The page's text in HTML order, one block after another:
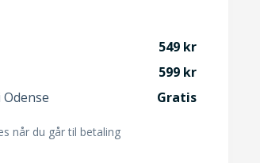
549
599
Gratis
når du går til betaling